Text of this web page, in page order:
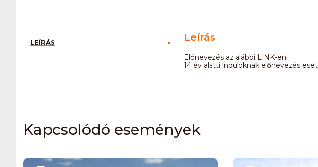
LEÍRÁS Leírás
Előnevezés az alábbi LINK-en!
14 év alatti indulóknak előnevezés
Kapcsolódó események